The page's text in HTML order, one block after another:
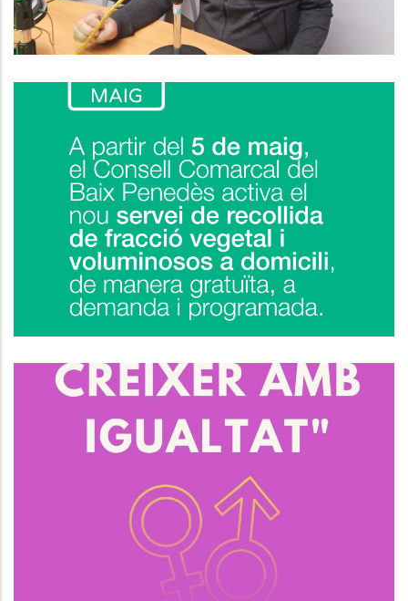
El Consell Comarcal Del Baix
Penedès Posa En Marxa El Nou
Servei De Recollida A Demanda
De Poda I Voluminosos
Medi
D’Igualtat?
S. socials